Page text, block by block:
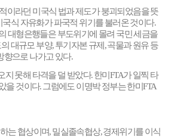
이라던 미국식 법과 제도가 붕괴되었음을 뜻
식 자유화가 파국적 위기를 불러온 것이다.
대형은행들은 부도위기에 몰려 국민 세금을
대규모 부양,투기자본 규제 ,곡물과 원유 등
향으로 나가고 있다.
지 못해 타격을 덜 받았다.한미 FTA가 일찍 타
을 것이다. 그럼에도 이명박 정부는 한미FTA
는 협상이며,밀실졸속협상,경제위기를 이식